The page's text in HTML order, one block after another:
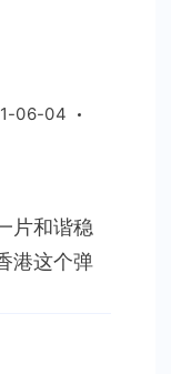
06-04
片和谐稳
港这个弹